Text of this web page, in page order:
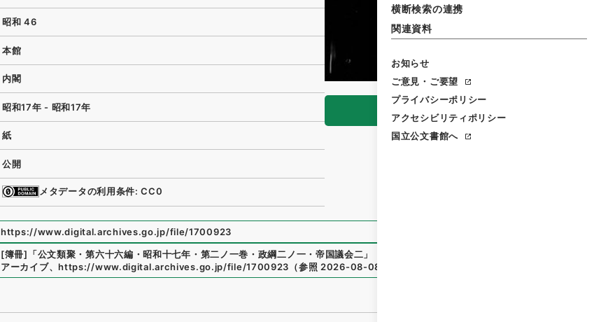
横断検索の連携
関連資料
お知らせ
ご意見・ご要望
プライバシーポリシー
アクセシビリティポリシー
国立公文書館へ
昭和 46
本館
内閣
昭和17年 - 昭和17年
紙
公開
メタデータの利用条件: CC0
https://www.digital.archives.go.jp/file/1700923
[簿冊] 「公文類聚・第六十六編・昭和十七年・第二ノ一巻・政綱二ノ一・帝国議会二 」
アーカイブ、https://www.digital.archives.go.jp/file/1700923 （参照 2026-08-08